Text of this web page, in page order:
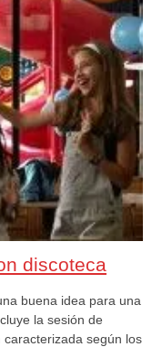
discoteca
buena idea para una
la sesión de
según los